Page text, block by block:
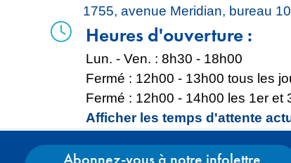
1755, avenue Meridian, bureau
Heures d'ouverture :
Lun. - Ven. : 8h30 - 18h00
Fermé : 12h00 - 13h00 tous les
Fermé : 12h00 - 14h00 les 1er et
Afficher les temps d'attente